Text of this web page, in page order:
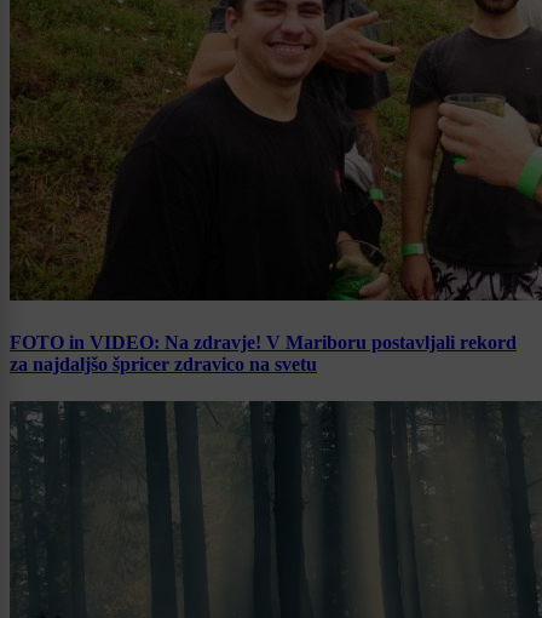
FOTO in VIDEO: Na zdravje! V Mariboru postavljali rekord
za najdaljšo špricer zdravico na svetu